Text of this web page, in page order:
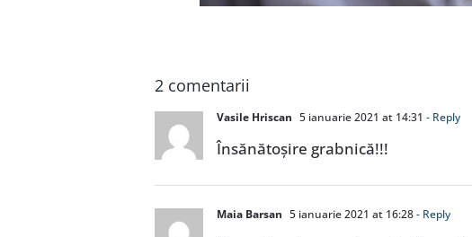
2 comentarii
Vasile Hriscan 5 ianuarie 2021 at 14:31 - Reply
Însănătoșire grabnică!!!
Maia Barsan 5 ianuarie 2021 at 16:28- Reply